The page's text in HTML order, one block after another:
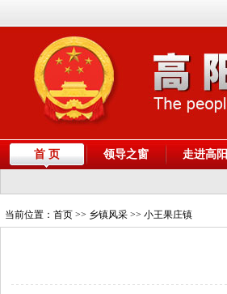
首 页 领导之窗 走进高阳
当前位置： 首页 >> 乡镇风采 >> 小王果庄镇